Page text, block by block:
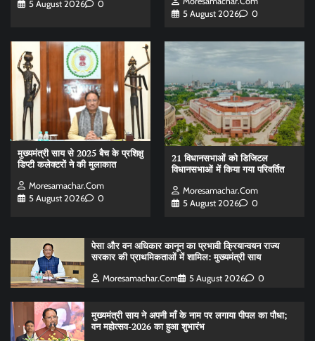
5 August 2026
0
5 August 2026
0
मुख्यमंत्री साय से 2025 बैच के प्रशिक्षु
डिप्टी कलेक्टरों ने की मुलाकात
Moresamachar.com
5 August 2026
0
21 विधानसभाओं को डिजिटल
विधानसभाओं में किया गया परिवर्तित
Moresamachar.com
5 August 2026
0
पेसा और वन अधिकार कानून का प्रभावी क्रियान्वयन राज्य
सरकार की प्राथमिकताओं में शामिल: मुख्यमंत्री साय
Moresamachar.com 5 August 2026 0
मुख्यमंत्री साय ने अपनी माँ के नाम पर लगाया पीपल का पौधा;
वन महोत्सव-2026 का हुआ शुभारंभ